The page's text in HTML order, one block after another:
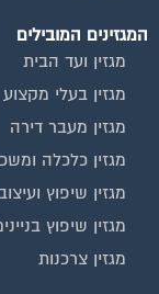
המגזינים המובילים
מגזין ועד הבית
מגזין בעלי מקצוע
מגזין מעבר דירה
מגזין כלכלה
מגזין שיפוץ
מגזין שיפוץ
מגזין צרכנות